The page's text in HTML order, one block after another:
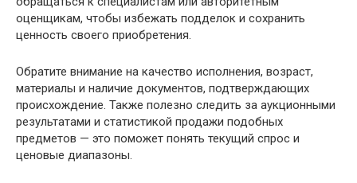
оценщикам, чтобы избежать подделок и сохранить
ценность своего приобретения.
Обратите внимание на качество исполнения, возраст,
материалы и наличие документов, подтверждающих
происхождение. Также полезно следить за аукционными
результатами и статистикой продажи подобных
предметов — это поможет понять текущий спрос и
ценовые диапазоны.